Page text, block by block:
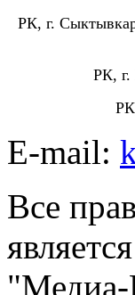
РК, г.
РК, г.
E-mail:
Все
"Медиа-